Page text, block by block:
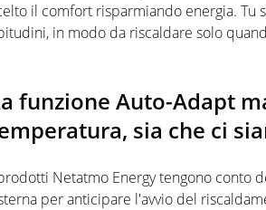
il comfort risparmiando energia. Tu
in modo da riscaldare solo
funzione Auto-Adapt
sia che ci
Netatmo Energy tengono conto
per anticipare l'avvio del